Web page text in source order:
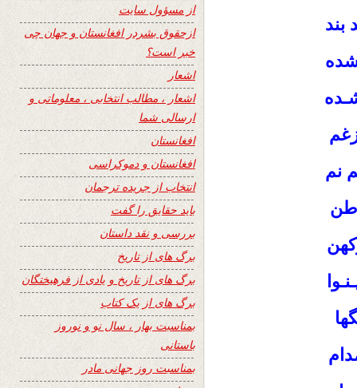
بند
شده
نم
از مسؤول سایت
ازحقوق بشردر افغانستان و جهان چی
خبر است؟
اشعار
اشعار ، مطالب انتخابی ، معلوماتی و
ارسالی شما
افغانستان
افغانستان و دموکراسی
انتخاب از جریده ترجمان
باید حقایق را گفت
بررسی و نقد داستان
برگ های از تاریخ
برگ های از تاریخ و یادی از فرهیختگان
برگ های از یک کتاب
بمناسبت بهار ، سال نو و نوروز
باستانی
بمناسبت روز جهانی مادر